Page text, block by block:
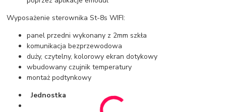
Wyposażenie sterownika St-8s WIFI:
panel przedni wykonany z 2mm szkła
komunikacja bezprzewodowa
duży, czytelny, kolorowy ekran dotykowy
wbudowany czujnik temperatury
montaż podtynkowy
Jednostka